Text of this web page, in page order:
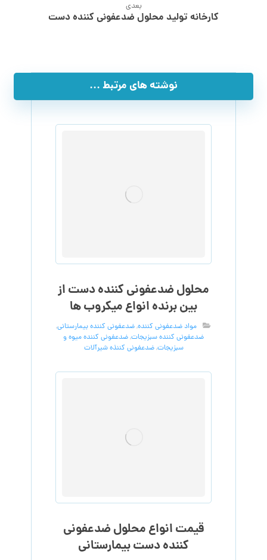
بعدی
کارخانه تولید محلول ضدعفونی کننده دست
نوشته های مرتبط ...
محلول ضدعفونی کننده دست از
بین برنده انواع میکروب ها
مواد ضدعفونی کننده,ضدعفونی کننده بیمارستانی,
ضدعفونی کننده سبزیجات,ضدعفونی کننده میوه و
سبزیجات,ضدعفونی کننذه شیرآلات
قیمت انواع محلول ضدعفونی
کننده دست بیمارستانی